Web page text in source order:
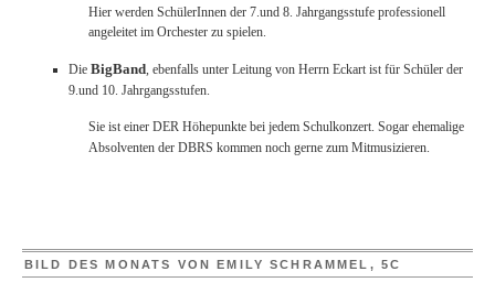
Hier werden SchülerInnen der 7.und 8. Jahrgangsstufe professionell
angeleitet im Orchester zu spielen.
Die BigBand, ebenfalls unter Leitung von Herrn Eckart ist für Schüler der
9.und 10. Jahrgangsstufen.
Sie ist einer DER Höhepunkte bei jedem Schulkonzert. Sogar ehemalige
Absolventen der DBRS kommen noch gerne zum Mitmusizieren.
BILD DES MONATS VON EMILY SCHRAMMEL, 5C